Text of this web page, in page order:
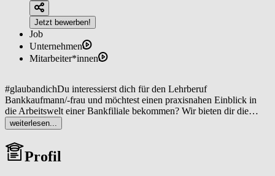
Jetzt bewerben!
Job
Unternehmen
Mitarbeiter*innen
#glaubandichDu interessierst dich für den Lehrberuf
Bankkaufmann/-frau und möchtest einen praxisnahen Einblick in
die Arbeitswelt einer Bankfiliale bekommen? Wir bieten dir die
Möglichkeit, im Rahmen von berufspraktischen Tagen die Kärntner
Sparkasse kennenzulernen. Damit du bestmögliche Einblicke in den
Lehrberuf und Arbeitsalltag bekommst, kannst du bei uns für 3 - 5
Tagen in den Geschäftsstellen "schnuppern"
weiterlesen...
Profil